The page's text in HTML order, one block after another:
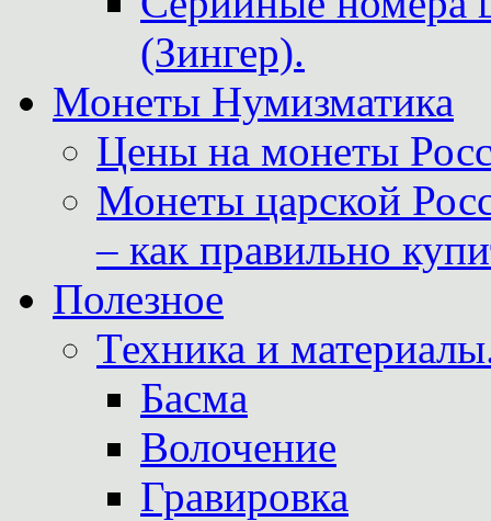
(Зингер).
Монеты Нумизматика
Цены на монеты
Монеты царской
– как правильно
Полезное
Техника и
Басма
Волочение
Гравировка